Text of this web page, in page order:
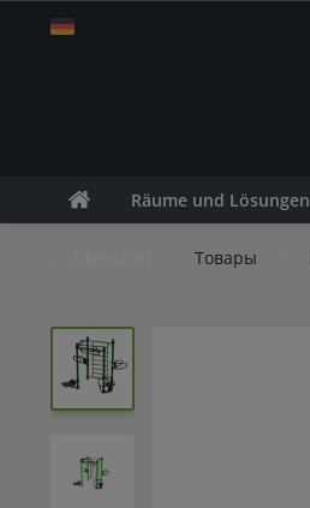
Räume und Lösungen
Товары